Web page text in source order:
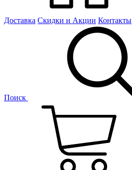
Доставка Скидки и Акции Контакты
Поиск